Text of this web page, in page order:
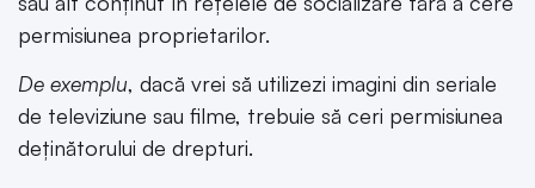
permisiunea proprietarilor.
De exemplu, dacă vrei să utilizezi imagini din seriale
de televiziune sau filme, trebuie să ceri permisiunea
deținătorului de drepturi.